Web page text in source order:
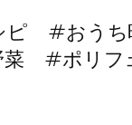
ピ #お
#ポリフ